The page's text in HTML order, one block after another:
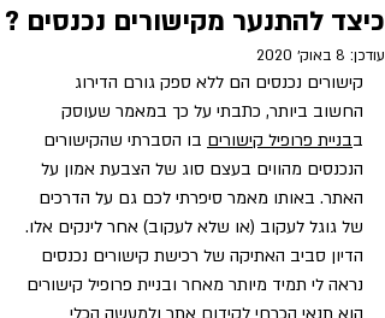
כיצד להתנער מקישורים נכנסים ?
עודכן: 8 באוק׳ 2020
קישורים נכנסים הם ללא ספק גורם הדירוג
החשוב ביותר, כתבתי על כך במאמר שעוסק
בבניית פרופיל קישורים בו הסברתי שהקישורים
הנכנסים מהווים בעצם סוג של הצבעת אמון על
האתר. באותו מאמר סיפרתי לכם גם על הדרכים
של גוגל לעקוב (או שלא לעקוב) אחר לינקים אלו.
הדיון סביב האתיקה של רכישת קישורים נכנסים
נראה לי תמיד מיותר מאחר ובניית פרופיל קישורים